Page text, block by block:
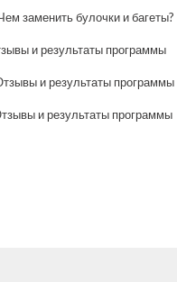
заменить булочки и багеты?
и результаты программы
и результаты программы
и результаты программы